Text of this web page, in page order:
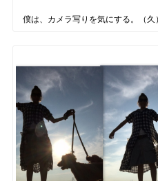
僕は、カメラ写りを気にする。（久）